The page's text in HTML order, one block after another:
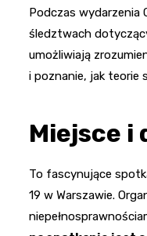
Podczas wydarzenia
śledztwach
umożliwiają
i poznanie, jak teorie
Miejsce i
To fascynujące
19 w Warszawie.